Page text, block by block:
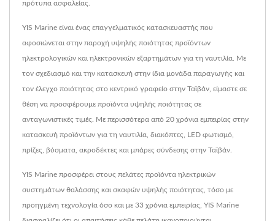
πρότυπα ασφαλείας.
YIS Marine είναι ένας επαγγελματικός κατασκευαστής που
αφοσιώνεται στην παροχή υψηλής ποιότητας προϊόντων
ηλεκτρολογικών και ηλεκτρονικών εξαρτημάτων για τη ναυτιλία. Με
τον σχεδιασμό και την κατασκευή στην ίδια μονάδα παραγωγής και
τον έλεγχο ποιότητας στο κεντρικό γραφείο στην Ταϊβάν, είμαστε σε
θέση να προσφέρουμε προϊόντα υψηλής ποιότητας σε
ανταγωνιστικές τιμές. Με περισσότερα από 20 χρόνια εμπειρίας στην
κατασκευή προϊόντων για τη ναυτιλία, διακόπτες, LED φωτισμό,
πρίζες, βύσματα, ακροδέκτες και μπάρες σύνδεσης στην Ταϊβάν.
YIS Marine προσφέρει στους πελάτες προϊόντα ηλεκτρικών
συστημάτων θαλάσσης και σκαφών υψηλής ποιότητας, τόσο με
προηγμένη τεχνολογία όσο και με 33 χρόνια εμπειρίας, YIS Marine